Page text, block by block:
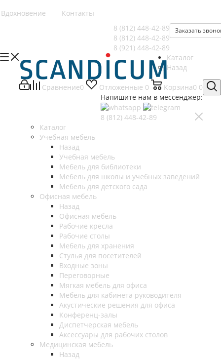
Вдохновение Контакты
Заказать
8 (812) 448-42-89
8 (812) 448-42-89
8 (921) 448-42-89
Сравнение0 Отложенные 0 Корзина0 0
Напишите нам в мессенджер:
8 (812) 448-42-89
Каталог
Назад
Каталог
Учебная мебель
Назад
Учебная мебель
Мебель для библиотеки
Мебель для школы и учебных заведений
Мебель для детского сада
Офисная мебель
Назад
Офисная мебель
Рабочие кресла
Рабочие столы
Мебель для хранения
Стулья для посетителей
Входные зоны
Переговорные
Мягкая мебель для офиса
Мебель для кабинета руководителя
Акустические решения для офиса
Конференц-залы
Диспетчерская мебель
Аксессуары для рабочих столов
Медицинская мебель
Назад